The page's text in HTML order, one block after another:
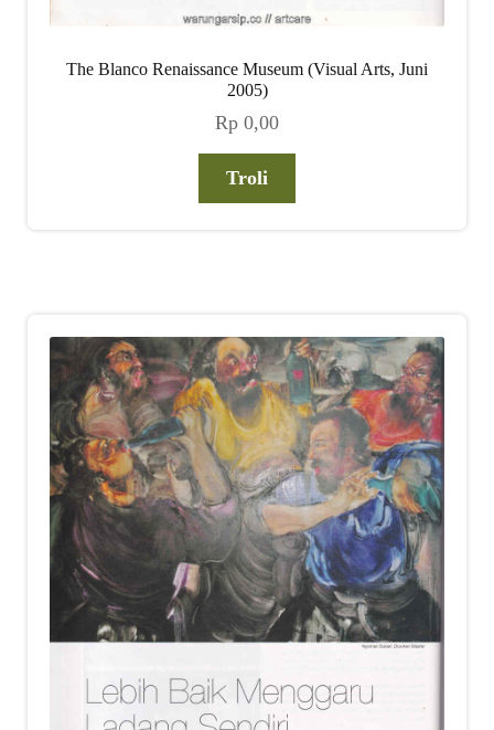
The Blanco Renaissance Museum (Visual Arts, Juni
2005)
Rp 0,00
Troli